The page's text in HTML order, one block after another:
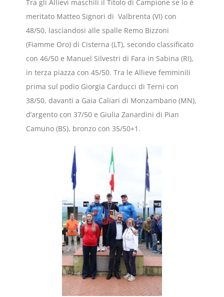
Tra gli Allievi maschili il Titolo di Campione se lo è
meritato Matteo Signori di Valbrenta (VI) con
48/50, lasciandosi alle spalle Remo Bizzoni
(Fiamme Oro) di Cisterna (LT), secondo classificato
con 46/50 e Manuel Silvestri di Fara in Sabina (RI),
in terza piazza con 45/50. Tra le Allieve femminili
prima sul podio Giorgia Carducci di Terni con
38/50, davanti a Gaia Caliari di Monzambano (MN),
d’argento con 37/50 e Giulia Zanardini di Pian
Camuno (BS), bronzo con 35/50+1.